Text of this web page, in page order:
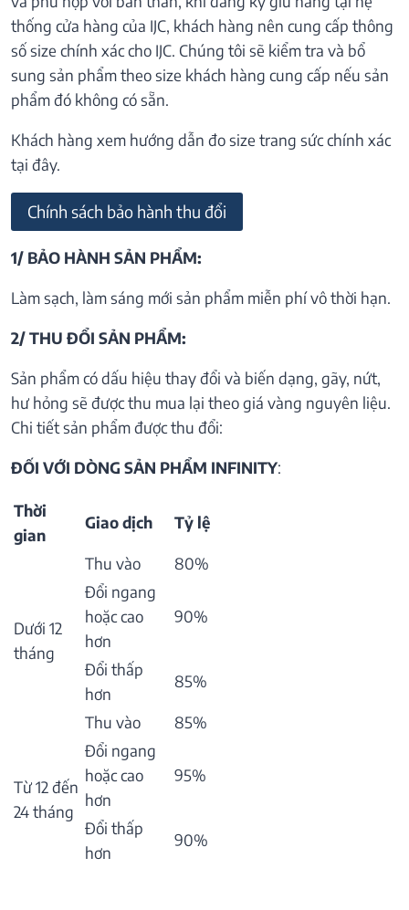
thống cửa hàng của IJC, khách hàng nên cung cấp thông
số size chính xác cho IJC. Chúng tôi sẽ kiểm tra và bổ
sung sản phẩm theo size khách hàng cung cấp nếu sản
phẩm đó không có sẵn.
Khách hàng xem hướng dẫn đo size trang sức chính xác
tại đây.
Chính sách bảo hành thu đổi
1/ BẢO HÀNH SẢN PHẨM:
Làm sạch, làm sáng mới sản phẩm miễn phí vô thời hạn.
2/ THU ĐỔI SẢN PHẨM:
Sản phẩm có dấu hiệu thay đổi và biến dạng, gãy, nứt,
hư hỏng sẽ được thu mua lại theo giá vàng nguyên liệu.
Chi tiết sản phẩm được thu đổi:
ĐỐI VỚI DÒNG SẢN PHẨM INFINITY:
Thời
gian
Giao dịch Tỷ lệ
Dưới 12
tháng
Thu vào
80%
Đổi ngang
hoặc cao
hơn
90%
Đổi thấp
hơn
85%
Từ 12 đến
24 tháng
Thu vào
85%
Đổi ngang
hoặc cao
hơn
95%
Đổi thấp
hơn
90%